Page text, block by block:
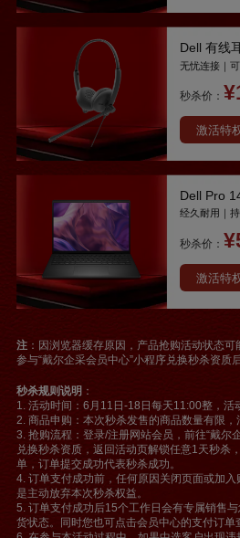
Dell 有线
无忧连接｜
秒杀价：
激活特
Dell Pro
经久耐用｜
秒杀价：
激活特
注：因浏览器缓存原因，产品抢购活动状态可
参与“戴尔企采会员中心”小程序兑换秒杀资质
秒杀规则说明 ：
1. 活动时间：6月11日-18日每天11:00整，活
2. 商品申购：本次秒杀发售的商品数量有限，
3. 抢购流程：登录/注册网站会员，前往“戴尔
兑换秒杀资质，返回活动页解锁任意1天秒杀
单，订单提交成功代表秒杀成功。
4. 订单支付成功前，任何原因关闭页面或加
是主动放弃本次秒杀权益。
5. 订单支付成功后15个工作日会有专属销售
货状态。同时您也可点击会员中心的支付订单